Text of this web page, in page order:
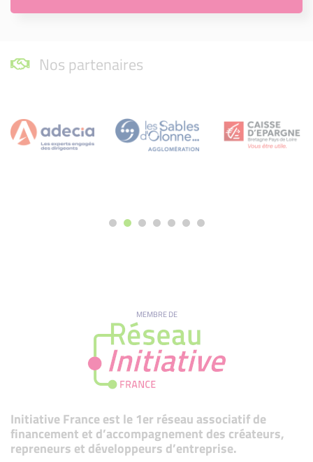
Nos partenaires
MEMBRE DE
Initiative France est le 1er réseau associatif de
financement et d’accompagnement des créateurs,
repreneurs et développeurs d’entreprise.